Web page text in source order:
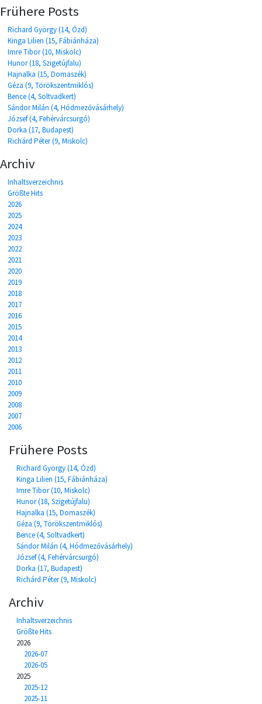
Frühere Posts
Richard György (14, Ózd)
Kinga Lilien (15, Fábiánháza)
Imre Tibor (10, Miskolc)
Hunor (18, Szigetújfalu)
Hajnalka (15, Domaszék)
Géza (9, Törökszentmiklós)
Bence (4, Soltvadkert)
Sándor Milán (4, Hódmezővásárhely)
József (4, Fehérvárcsurgó)
Dorka (17, Budapest)
Richárd Péter (9, Miskolc)
Archiv
Inhaltsverzeichnis
Größte Hits
2026
2025
2024
2023
2022
2021
2020
2019
2018
2017
2016
2015
2014
2013
2012
2011
2010
2009
2008
2007
2006
Frühere Posts
Richard György (14, Ózd)
Kinga Lilien (15, Fábiánháza)
Imre Tibor (10, Miskolc)
Hunor (18, Szigetújfalu)
Hajnalka (15, Domaszék)
Géza (9, Törökszentmiklós)
Bence (4, Soltvadkert)
Sándor Milán (4, Hódmezővásárhely)
József (4, Fehérvárcsurgó)
Dorka (17, Budapest)
Richárd Péter (9, Miskolc)
Archiv
Inhaltsverzeichnis
Größte Hits
2026
2026-07
2026-05
2025
2025-12
2025-11